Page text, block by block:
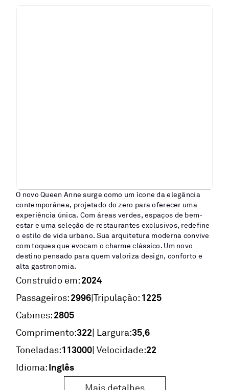
O novo Queen Anne surge como um ícone da elegância
contemporânea, projetado do zero para oferecer uma
experiência única. Com áreas verdes, espaços de bem-
estar e uma seleção de restaurantes exclusivos, redefine
o estilo de vida urbano. Sua arquitetura moderna convive
com toques que evocam o charme clássico. Um novo
destino pensado para quem valoriza design, conforto e
alta gastronomia.
Construído em:2024
Passageiros:2996|Tripulação: 1225
Cabines:2805
Comprimento:322| Largura:35,6
Toneladas:113000| Velocidade:22
Idioma:Inglês